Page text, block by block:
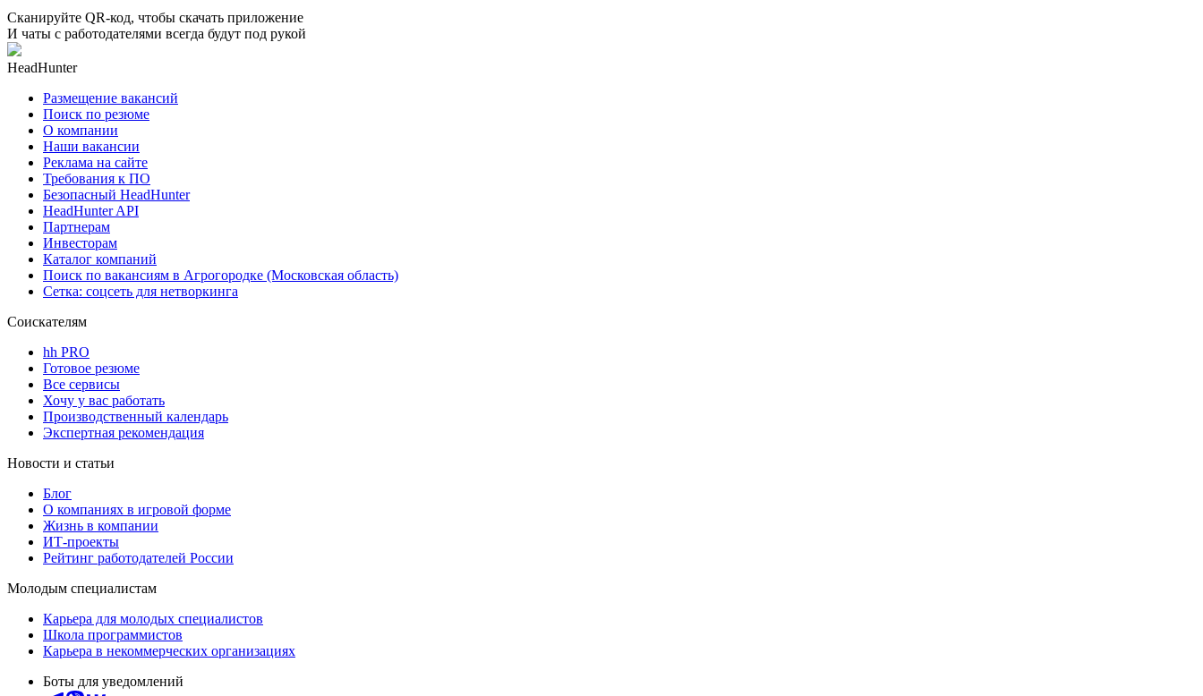
Сканируйте QR-код, чтобы скачать приложение
И чаты с работодателями всегда будут под рукой
HeadHunter
Размещение вакансий
Поиск по резюме
О компании
Наши вакансии
Реклама на сайте
Требования к ПО
Безопасный HeadHunter
HeadHunter API
Партнерам
Инвесторам
Каталог компаний
Поиск по вакансиям в Агрогородке (Московская область)
Сетка: соцсеть для нетворкинга
Соискателям
hh PRO
Готовое резюме
Все сервисы
Хочу у вас работать
Производственный календарь
Экспертная рекомендация
Новости и статьи
Блог
О компаниях в игровой форме
Жизнь в компании
ИТ-проекты
Рейтинг работодателей России
Молодым специалистам
Карьера для молодых специалистов
Школа программистов
Карьера в некоммерческих организациях
Боты для уведомлений